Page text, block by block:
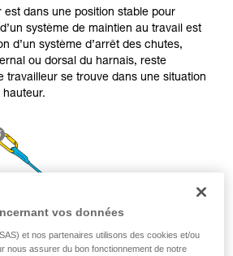
votre capacité à refaire
seul, en toute sécurité, avant
en autonomie.
des exemples de techniques
activité. Il peut en exister d’autres
décrivons pas ici.
est dans une position stable pour
système de maintien au travail est
d’un système d’arrêt des chutes,
ou dorsal du harnais, reste
travailleur se trouve dans une situation
vos données
et nos partenaires utilisons des cookies et/ou
nous assurer du bon fonctionnement de notre